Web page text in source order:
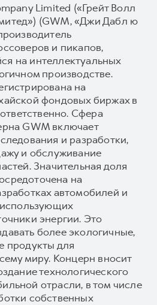
Limited («Грейт Волл
(GWM, «Джи Дабл ю
и пикапов,
на интеллектуальных
производстве.
на
фондовых биржах в
Сфера
GWM включает
и разработки,
и обслуживание
Значительная доля
на
автомобилей и
энергии. Это
более экологичные,
продукты для
миру. Концерн вносит
технологического
отрасли, в том числе
собственных